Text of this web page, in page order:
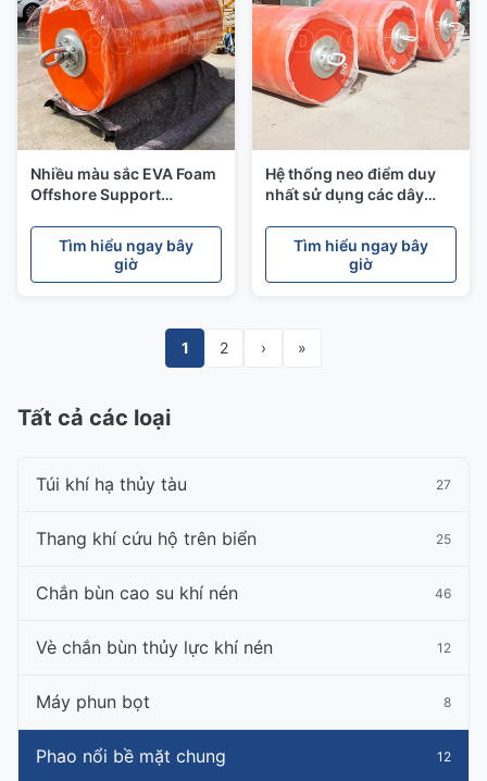
Nhiều màu sắc EVA Foam
Offshore Support
polyethylene
Tìm hiểu ngay bây
giờ
Hệ thống neo điểm duy
nhất sử dụng các dây
Tìm hiểu ngay bây
giờ
1 2 › »
Tất cả các loại
Túi khí hạ thủy tàu 27
Thang khí cứu hộ trên biển 25
Chắn bùn cao su khí nén 46
Vè chắn bùn thủy lực khí nén 12
Máy phun bọt 8
Phao nổi bề mặt chung 12